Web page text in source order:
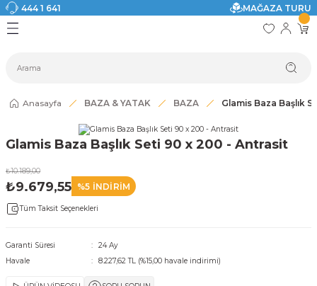
444 1 641
MAĞAZA TURU
Geri Dön
Geri Dön
Geri Dön
Geri Dön
Geri Dön
Geri Dön
Anasayfa BAZA & YATAK BAZA Glamis Baza Başlık
Glamis Baza Başlık Seti 90 x 200 - Antrasit
₺10.189,00
₺9.679,55 %5 İNDİRİM
Tüm Taksit Seçenekleri
Garanti Süresi
24 Ay
Havale
8.227,62 TL (%15,00 havale indirimi)